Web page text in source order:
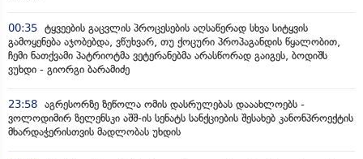
00:35 ტყვეების გაცვლის პროცესების აღსაწერად სხვა სიტყვის
გამოყენება აჯობებდა, ვწუხვარ, თუ ქოცური პროპაგანდის წყალობით,
ჩემი ნათქვამი პატრიოტმა ვეტერანებმა არასწორად გაიგეს, ბოდიშს
ვუხდი - გიორგი ბარამიძე
23:58 აგრესორზე ზეწოლა ომის დასრულებას დააახლოებს -
ვოლოდიმირ ზელენსკი აშშ-ის სენატს სანქციების შესახებ კანონპროექტის
მხარდაჭერისთვის მადლობას უხდის